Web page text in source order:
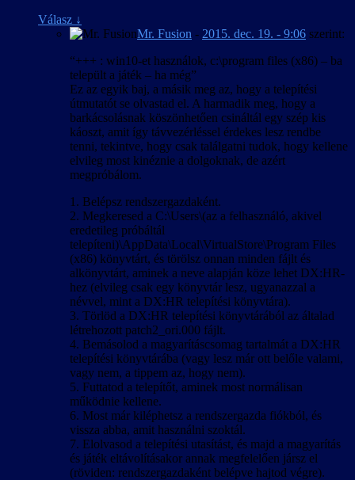
Válasz ↓
Mr. Fusion - 2015. dec. 19. - 9:06 szerint:
“+++ : win10-et használok, c:\program files (x86) – ba
települt a játék – ha még”
Ez az egyik baj, a másik meg az, hogy a telepítési
útmutatót se olvastad el. A harmadik meg, hogy a
barkácsolásnak köszönhetően csináltál egy szép kis
káoszt, amit így távvezérléssel érdekes lesz rendbe
tenni, tekintve, hogy csak találgatni tudok, hogy kellene
elvileg most kinéznie a dolgoknak, de azért
megpróbálom.
1. Belépsz rendszergazdaként.
2. Megkeresed a C:\Users\(az a felhasználó, akivel
eredetileg próbáltál
telepíteni)\AppData\Local\VirtualStore\Program Files
(x86) könyvtárt, és törölsz onnan minden fájlt és
alkönyvtárt, aminek a neve alapján köze lehet DX:HR-
hez (elvileg csak egy könyvtár lesz, ugyanazzal a
névvel, mint a DX:HR telepítési könyvtára).
3. Törlöd a DX:HR telepítési könyvtárából az általad
létrehozott patch2_ori.000 fájlt.
4. Bemásolod a magyarításcsomag tartalmát a DX:HR
telepítési könyvtárába (vagy lesz már ott belőle valami,
vagy nem, a tippem az, hogy nem).
5. Futtatod a telepítőt, aminek most normálisan
működnie kellene.
6. Most már kiléphetsz a rendszergazda fiókból, és
vissza abba, amit használni szoktál.
7. Elolvasod a telepítési utasítást, és majd a magyarítás
és játék eltávolításakor annak megfelelően jársz el
(röviden: rendszergazdaként belépve hajtod végre).